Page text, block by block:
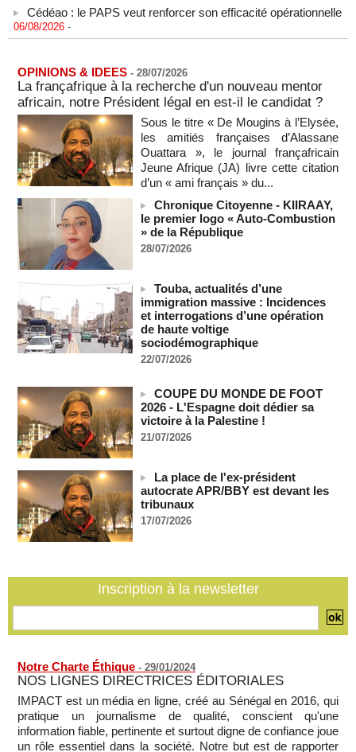
06/08/2026
L'armée nigériane obtient une hausse salariale historique
Au Nigeria, plus de 300 victimes d’enlèvements ont été
libérées
06/08/2026 -
Au Nigeria, plus de 300 victimes d’enlèvements ont été
libérées
06/08/2026 -
Soutenir l’intégrité de l’information à Sao Tomé-et-Principe à
06/08/2026 -
Taïwan bloque un pont stratégique lors de la simulation d'une
invasion par la Chine
06/08/2026 -
Les Bourses mondiales suspendues au Moyen-Orient,
records en Europe
06/08/2026
Soudan du Sud : Les avocats de Riek Machar sollicitent un
accès à leur client avant la prochaine audience
France-Algérie: l'affaire Mehdi Laribi relance la coopération
policière contre le narcotrafic
06/08/2026 -
Guinée : l'absence du président Doumbouya ravive les
tensions politiques
Bénin: le nouveau Sénat élit son premier président
06/08/2026 -
La Centrafrique et le Cameroun apaisent les tensions après
un incident frontalier
OPINIONS & IDEES - 28/07/2026
La françafrique à la recherche d'un nouveau mentor
africain, notre Président légal en est-il le candidat ?
Sous le titre « De Mougins à l’Elysée,
les amitiés françaises d’Alassane
Ouattara », le journal françafricain
Jeune Afrique (JA) livre cette citation
d’un « ami français » du...
Chronique Citoyenne - KIIRAAY,
le premier logo « Auto-Combustion
» de la République
28/07/2026
Touba, actualités d’une
immigration massive : Incidences
et interrogations d’une opération
de haute voltige
sociodémographique
22/07/2026
COUPE DU MONDE DE FOOT
2026 - L'Espagne doit dédier sa
victoire à la Palestine !
21/07/2026
La place de l'ex-président
autocrate APR/BBY est devant les
tribunaux
17/07/2026
Inscription à la newsletter
Notre Charte Éthique - 29/01/2024
NOS LIGNES DIRECTRICES ÉDITORIALES
IMPACT est un média en ligne, créé au Sénégal en 2016, qui
pratique un journalisme de qualité, conscient qu'une
information fiable, pertinente et surtout digne de confiance joue
un rôle essentiel dans la société. Notre but est de rapporter